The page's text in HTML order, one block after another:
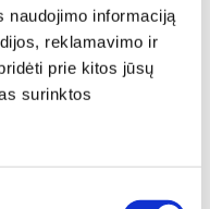
naudojimo informaciją
reklamavimo ir
prie kitos jūsų
surinktos